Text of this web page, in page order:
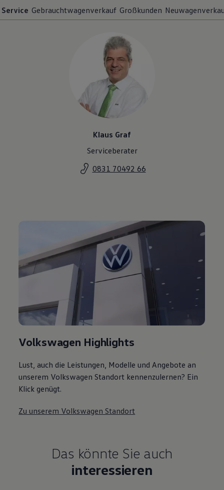
Service Gebrauchtwagenverkauf Großkunden
Klaus Graf
Serviceberater
0831 70492 66
Volkswagen Highlights
Lust, auch die Leistungen, Modelle und Angebote an
unserem Volkswagen Standort kennenzulernen? Ein
Klick genügt.
Zu unserem Volkswagen Standort
Das könnte Sie auch
interessieren